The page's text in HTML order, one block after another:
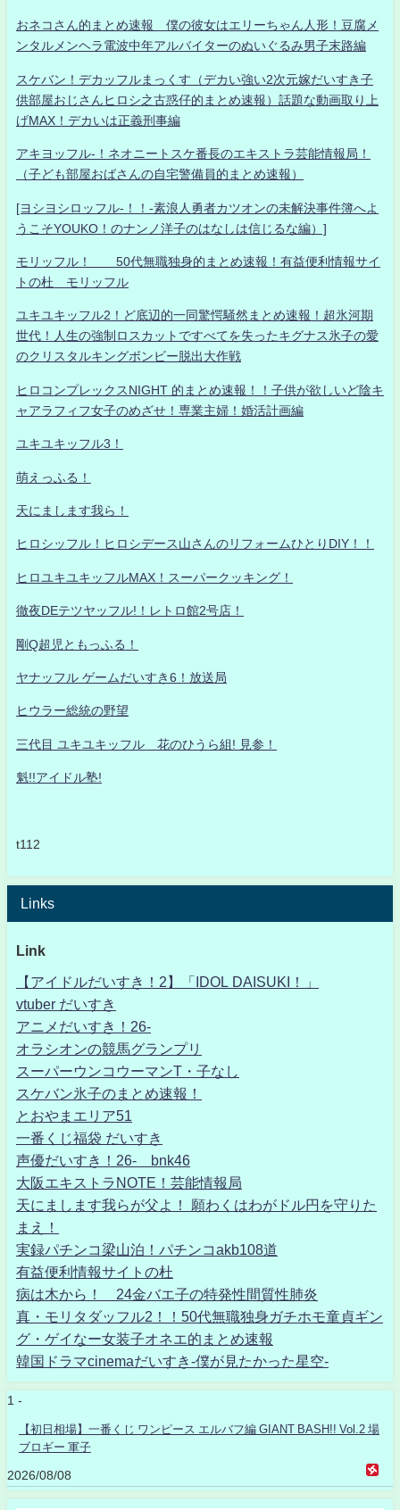
おネコさん的まとめ速報 僕の彼女はエリーちゃん人形！豆腐メ
ンタルメンヘラ電波中年アルバイターのぬいぐるみ男子末路編
スケバン！デカッフルまっくす（デカい強い2次元嫁だいすき子
供部屋おじさんヒロシ之古惑仔的まとめ速報）話題な動画取り上
げMAX！デカいは正義刑事編
アキヨッフル-！ネオニートスケ番長のエキストラ芸能情報局！
（子ども部屋おばさんの自宅警備員的まとめ速報）
[ヨシヨシロッフル-！！-素浪人勇者カツオンの未解決事件簿へよ
うこそYOUKO！のナンノ洋子のはなしは信じるな編）]
モリッフル！ 50代無職独身的まとめ速報！有益便利情報サイ
トの杜 モリッフル
ユキユキッフル2！ど底辺的一同驚愕騒然まとめ速報！超氷河期
世代！人生の強制ロスカットですべてを失ったキグナス氷子の愛
のクリスタルキングボンビー脱出大作戦
ヒロコンプレックスNIGHT 的まとめ速報！！子供が欲しいど陰キ
ャアラフィフ女子のめざせ！専業主婦！婚活計画編
ユキユキッフル3！
萌えっふる！
天にまします我ら！
ヒロシッフル！ヒロシデース山さんのリフォームひとりDIY！！
ヒロユキユキッフルMAX！スーパークッキング！
徹夜DEテツヤッフル!！レトロ館2号店！
剛Q超児ともっふる！
ヤナッフル ゲームだいすき6！放送局
ヒウラー総統の野望
三代目 ユキユキッフル 花のひうら組! 見参！
魁!!アイドル塾!
t112
Links
Link
【アイドルだいすき！2】「IDOL DAISUKI！」
vtuber だいすき
アニメだいすき！26-
オラシオンの競馬グランプリ
スーパーウンコウーマンT・子なし
スケバン氷子のまとめ速報！
とおやまエリア51
一番くじ福袋 だいすき
声優だいすき！26- bnk46
大阪エキストラNOTE！芸能情報局
天にまします我らが父よ！ 願わくはわがドル円を守りた
まえ！
実録パチンコ梁山泊！パチンコakb108道
有益便利情報サイトの杜
病は木から！ 24金バエ子の特発性間質性肺炎
真・モリタダッフル2！！50代無職独身ガチホモ童貞ギン
グ・ゲイなー女装子オネエ的まとめ速報
韓国ドラマcinemaだいすき-僕が見たかった星空-
1 -
【初日相場】一番くじ ワンピース エルバフ編 GIANT BASH!! Vol.2 場
ブロギー 軍子
2026/08/08